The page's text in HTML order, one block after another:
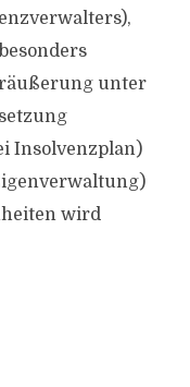
unter
Insolvenzplan)
wird